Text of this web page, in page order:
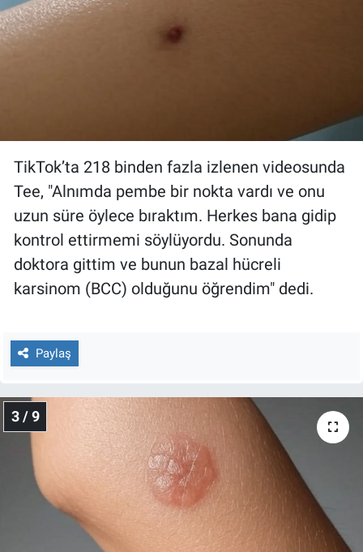
TikTok’ta 218 binden fazla izlenen videosunda
Tee, "Alnımda pembe bir nokta vardı ve onu
uzun süre öylece bıraktım. Herkes bana gidip
kontrol ettirmemi söylüyordu. Sonunda
doktora gittim ve bunun bazal hücreli
karsinom (BCC) olduğunu öğrendim" dedi.
Paylaş
3 / 9
Programlar
Türkiye'nin Geleceği
Türkiye'nin Gündemi
Yerel Gündem
Yerel Yaşam
Canlı Yayın